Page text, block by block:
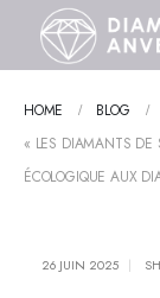
HOME BLOG
« LES DIAMANTS DE
ÉCOLOGIQUE AUX
26 JUIN 2025